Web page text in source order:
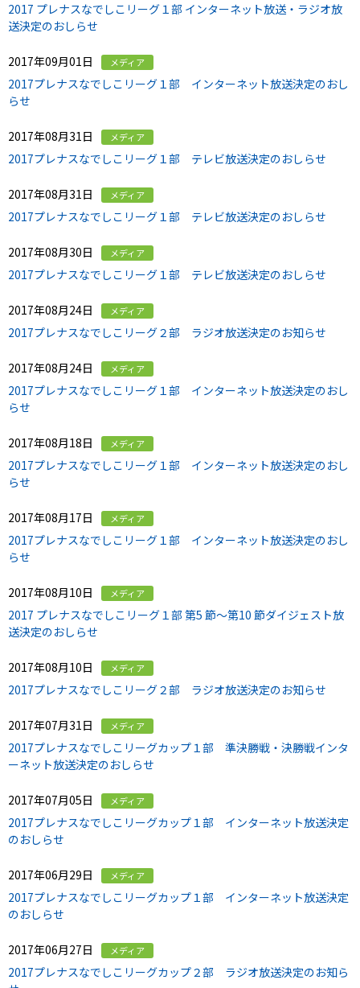
2017 プレナスなでしこリーグ１部 インターネット放送・ラジオ放
送決定のおしらせ
2017年09月01日 メディア
2017プレナスなでしこリーグ１部 インターネット放送決定のおし
らせ
2017年08月31日 メディア
2017プレナスなでしこリーグ１部 テレビ放送決定のおしらせ
2017年08月31日 メディア
2017プレナスなでしこリーグ１部 テレビ放送決定のおしらせ
2017年08月30日 メディア
2017プレナスなでしこリーグ１部 テレビ放送決定のおしらせ
2017年08月24日 メディア
2017プレナスなでしこリーグ２部 ラジオ放送決定のお知らせ
2017年08月24日 メディア
2017プレナスなでしこリーグ１部 インターネット放送決定のおし
らせ
2017年08月18日 メディア
2017プレナスなでしこリーグ１部 インターネット放送決定のおし
らせ
2017年08月17日 メディア
2017プレナスなでしこリーグ１部 インターネット放送決定のおし
らせ
2017年08月10日 メディア
2017 プレナスなでしこリーグ１部 第5 節～第10 節ダイジェスト放
送決定のおしらせ
2017年08月10日 メディア
2017プレナスなでしこリーグ２部 ラジオ放送決定のお知らせ
2017年07月31日 メディア
2017プレナスなでしこリーグカップ１部 準決勝戦・決勝戦インタ
ーネット放送決定のおしらせ
2017年07月05日 メディア
2017プレナスなでしこリーグカップ１部 インターネット放送決定
のおしらせ
2017年06月29日 メディア
2017プレナスなでしこリーグカップ１部 インターネット放送決定
のおしらせ
2017年06月27日 メディア
2017プレナスなでしこリーグカップ２部 ラジオ放送決定のお知ら